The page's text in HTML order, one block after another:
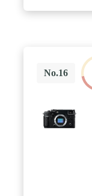
No.16